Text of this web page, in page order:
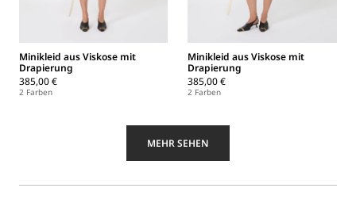
Minikleid aus Viskose mit
Drapierung
385,00 €
2 Farben
Minikleid aus Viskose mit
Drapierung
385,00 €
2 Farben
MEHR SEHEN